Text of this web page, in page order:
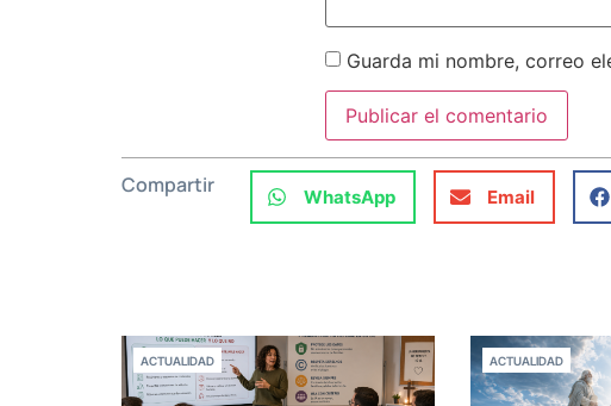
Guarda mi nombre, correo
Compartir WhatsApp Email
ACTUALIDAD ACTUALIDAD